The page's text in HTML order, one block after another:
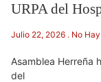
URPA del
Julio 22, 2026 No
Asamblea Herreña
del